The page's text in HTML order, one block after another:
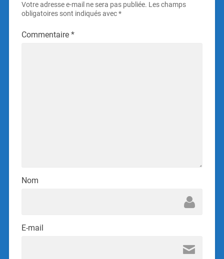
Votre adresse e-mail ne sera pas publiée. Les champs
obligatoires sont indiqués avec*
Commentaire *
Nom
E-mail